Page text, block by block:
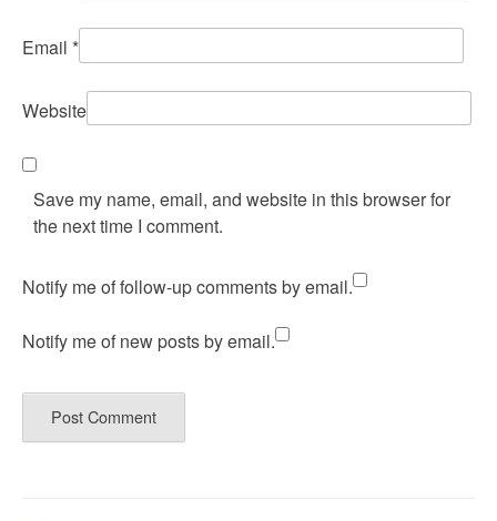
Email *
Website
Save my name, email, and website in this browser for
the next time I comment.
Notify me of follow-up comments by email.
Notify me of new posts by email.